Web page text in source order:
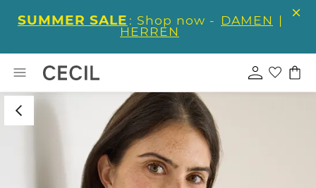
SUMMER SALE : Shop now - DAMEN |
HERREN